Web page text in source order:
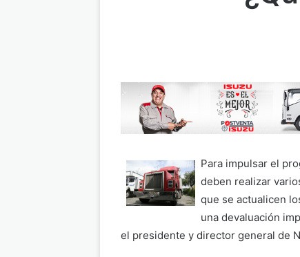
Para impulsar el
deben realizar
que se actualicen
una devaluación
el presidente y director general de